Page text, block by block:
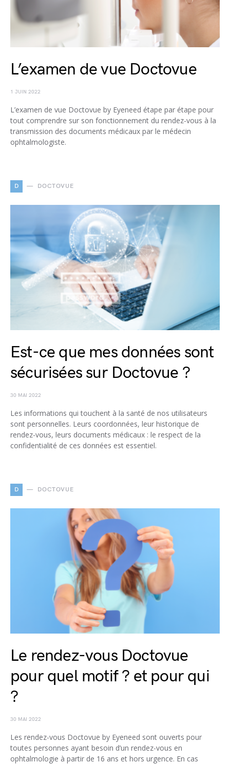
L’examen de vue Doctovue
1 JUIN 2022
L’examen de vue Doctovue by Eyeneed étape par étape pour
tout comprendre sur son fonctionnement du rendez-vous à la
transmission des documents médicaux par le médecin
ophtalmologiste.
D DOCTOVUE
Est-ce que mes données sont
sécurisées sur Doctovue ?
30 MAI 2022
Les informations qui touchent à la santé de nos utilisateurs
sont personnelles. Leurs coordonnées, leur historique de
rendez-vous, leurs documents médicaux : le respect de la
confidentialité de ces données est essentiel.
D DOCTOVUE
Le rendez-vous Doctovue
pour quel motif ? et pour qui
?
30 MAI 2022
Les rendez-vous Doctovue by Eyeneed sont ouverts pour
toutes personnes ayant besoin d’un rendez-vous en
ophtalmologie à partir de 16 ans et hors urgence. En cas